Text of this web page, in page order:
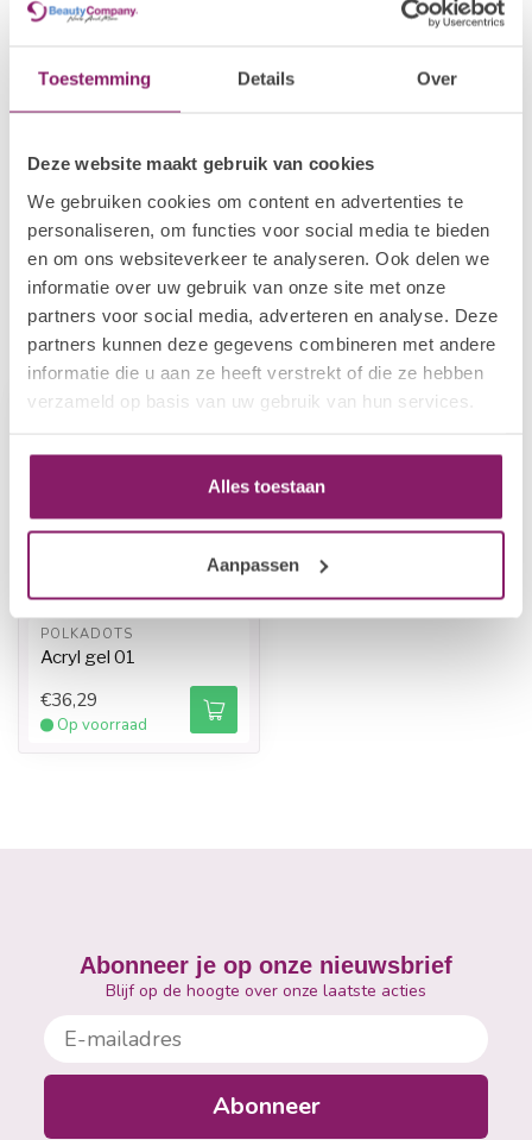
Toestemming Details Over
Deze website maakt gebruik van cookies
We gebruiken cookies om content en advertenties te
personaliseren, om functies voor social media te bieden
en om ons websiteverkeer te analyseren. Ook delen we
informatie over uw gebruik van onze site met onze
partners voor social media, adverteren en analyse. Deze
partners kunnen deze gegevens combineren met andere
informatie die u aan ze heeft verstrekt of die ze hebben
verzameld op basis van uw gebruik van hun services.
Alles toestaan
Aanpassen
Op voorraad
POLKADOTS
POLKADOTS
Acryl gel 03
Op voorraad
€36,29
Recent bekeken
POLKADOTS
Acryl gel 01
€36,29
Op voorraad
Abonneer je op onze nieuwsbrief
Blijf op de hoogte over onze laatste acties
E-mailadres
Abonneer